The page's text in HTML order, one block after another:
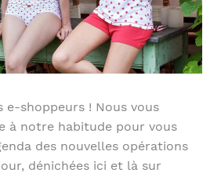
e-shoppeurs ! Nous vous
à notre habitude pour vous
des nouvelles opérations
dénichées ici et là sur